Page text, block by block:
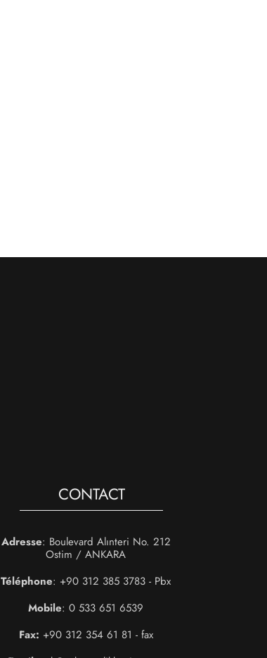
CONTACT
Adresse: Boulevard Alınteri No. 212
Ostim / ANKARA
Téléphone: +90 312 385 3783 - Pbx
Mobile: 0 533 651 6539
Fax: +90 312 354 61 81 - fax